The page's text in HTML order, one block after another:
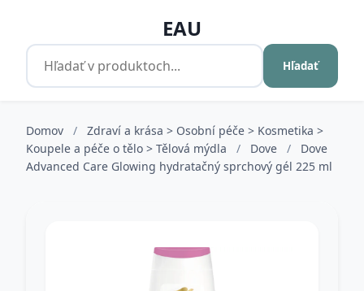
EAU
Hľadať
Domov /
Zdraví a krása > Osobní péče > Kosmetika >
Koupele a péče o tělo > Tělová mýdla
/ Dove /
Dove
Advanced Care Glowing hydratačný sprchový gél 225 ml